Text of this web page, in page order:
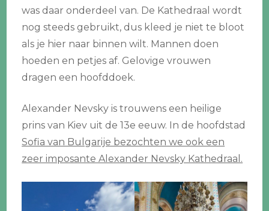
was daar onderdeel van. De Kathedraal wordt
nog steeds gebruikt, dus kleed je niet te bloot
als je hier naar binnen wilt. Mannen doen
hoeden en petjes af. Gelovige vrouwen
dragen een hoofddoek.
Alexander Nevsky is trouwens een heilige
prins van Kiev uit de 13e eeuw. In de hoofdstad
Sofia van Bulgarije bezochten we ook een
zeer imposante Alexander Nevsky Kathedraal.